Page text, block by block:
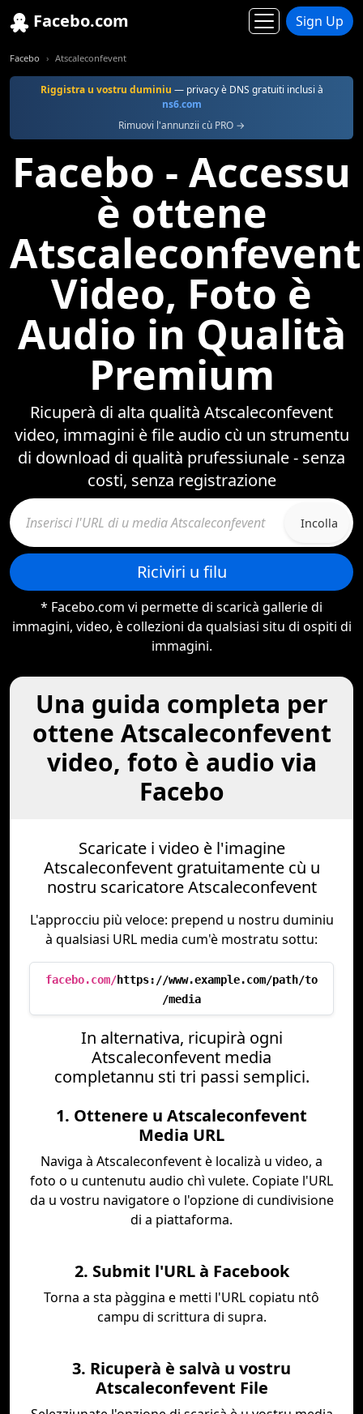
Facebo.com Sign Up
Facebo Atscaleconfevent
Riggistra u vostru duminiu — privacy è DNS gratuiti inclusi à
ns6.com
Rimuovi l'annunzii cù PRO →
Facebo - Accessu
è ottene
Atscaleconfevent
Video, Foto è
Audio in Qualità
Premium
Ricuperà di alta qualità Atscaleconfevent
video, immagini è file audio cù un strumentu
di download di qualità prufessiunale - senza
costi, senza registrazione
Incolla
Riciviri u filu
* Facebo.com vi permette di scaricà gallerie di
immagini, video, è collezioni da qualsiasi situ di ospiti di
immagini.
Una guida completa per
ottene Atscaleconfevent
video, foto è audio via
Facebo
Scaricate i video è l'imagine
Atscaleconfevent gratuitamente cù u
nostru scaricatore Atscaleconfevent
L'approcciu più veloce: prepend u nostru duminiu
à qualsiasi URL media cum'è mostratu sottu:
facebo.com/https://www.example.com/path/to
/media
In alternativa, ricupirà ogni
Atscaleconfevent media
completannu sti tri passi semplici.
1. Ottenere u Atscaleconfevent
Media URL
Naviga à Atscaleconfevent è localizà u video, a
foto o u cuntenutu audio chì vulete. Copiate l'URL
da u vostru navigatore o l'opzione di cundivisione
di a piattaforma.
2. Submit l'URL à Facebook
Torna a sta pàggina e metti l'URL copiatu ntô
campu di scrittura di supra.
3. Ricuperà è salvà u vostru
Atscaleconfevent File